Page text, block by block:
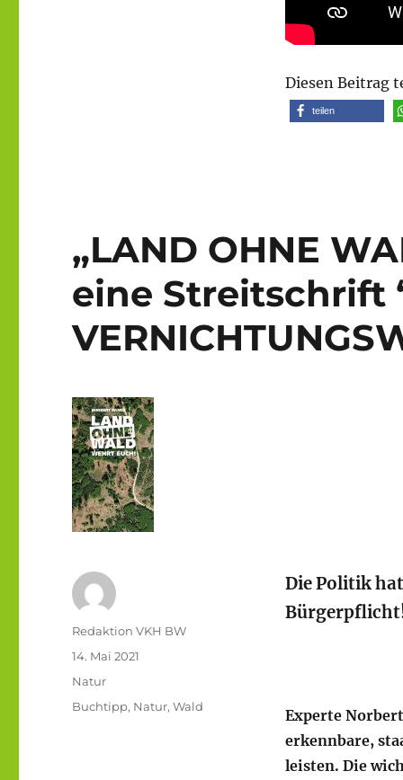
Diesen Beitrag
teilen
„LAND OHNE
eine Streitschrift
Die Politik
Experte
erkennbare,
leisten. Die
Autor
Redaktion VKH BW
Veröffentlicht
14. Mai 2021
Kategorien
Natur
Schlagwörter
Buchtipp, Natur,Wald